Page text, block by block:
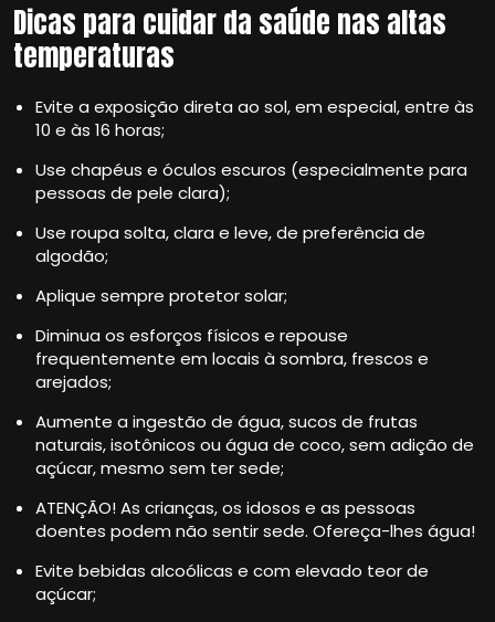
Dicas para cuidar da saúde nas altas
temperaturas
Evite a exposição direta ao sol, em especial, entre às
10 e às 16 horas;
Use chapéus e óculos escuros (especialmente para
pessoas de pele clara);
Use roupa solta, clara e leve, de preferência de
algodão;
Aplique sempre protetor solar;
Diminua os esforços físicos e repouse
frequentemente em locais à sombra, frescos e
arejados;
Aumente a ingestão de água, sucos de frutas
naturais, isotônicos ou água de coco, sem adição de
açúcar, mesmo sem ter sede;
ATENÇÃO! As crianças, os idosos e as pessoas
doentes podem não sentir sede. Ofereça-lhes água!
Evite bebidas alcoólicas e com elevado teor de
açúcar;